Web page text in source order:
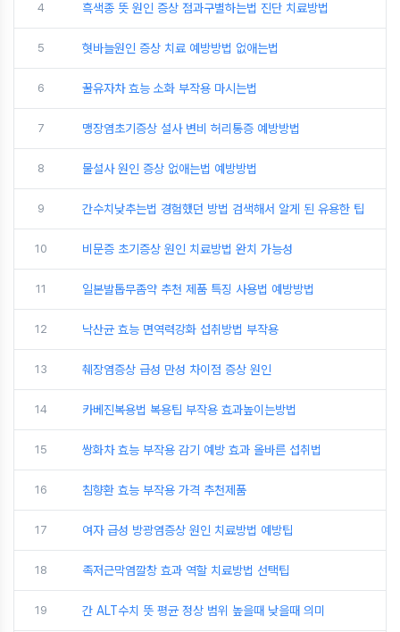
4 흑색종 뜻 원인 증상 점과구별하는법 진단 치료방법
5 혓바늘원인 증상 치료 예방방법 없애는법
6 꿀유자차 효능 소화 부작용 마시는법
7 맹장염초기증상 설사 변비 허리통증 예방방법
8 물설사 원인 증상 없애는법 예방방법
9 간수치낮추는법 경험했던 방법 검색해서 알게 된 유용한 팁
10 비문증 초기증상 원인 치료방법 완치 가능성
11 일본발톱무좀약 추천 제품 특징 사용법 예방방법
12 낙산균 효능 면역력강화 섭취방법 부작용
13 췌장염증상 급성 만성 차이점 증상 원인
14 카베진복용법 복용팁 부작용 효과높이는방법
15 쌍화차 효능 부작용 감기 예방 효과 올바른 섭취법
16 침향환 효능 부작용 가격 추천제품
17 여자 급성 방광염증상 원인 치료방법 예방팁
18 족저근막염깔창 효과 역할 치료방법 선택팁
19 간 ALT수치 뜻 평균 정상 범위 높을때 낮을때 의미